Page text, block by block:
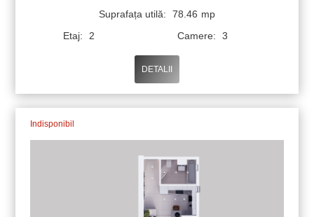
Suprafața utilă: 78.46 mp
Etaj:
2 Camere: 3
DETALII
Indisponibil